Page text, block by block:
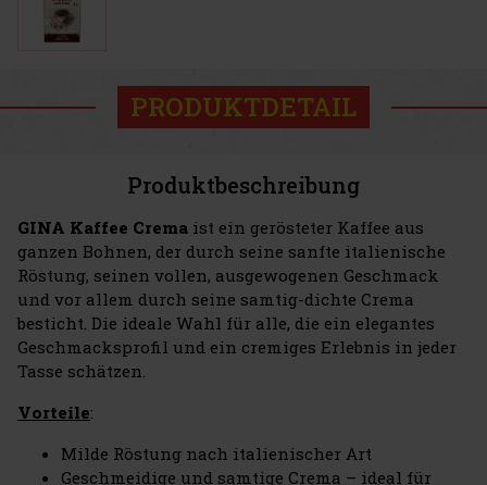
PRODUKTDETAIL
Produktbeschreibung
GINA Kaffee Crema ist ein gerösteter Kaffee aus
ganzen Bohnen, der durch seine sanfte italienische
Röstung, seinen vollen, ausgewogenen Geschmack
und vor allem durch seine samtig-dichte Crema
besticht. Die ideale Wahl für alle, die ein elegantes
Geschmacksprofil und ein cremiges Erlebnis in jeder
Tasse schätzen.
Vorteile:
Milde Röstung nach italienischer Art
Geschmeidige und samtige Crema – ideal für